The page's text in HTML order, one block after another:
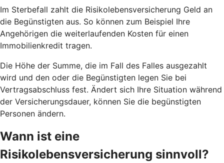
Im Sterbefall zahlt die Risikolebensversicherung Geld an
die Begünstigten aus. So können zum Beispiel Ihre
Angehörigen die weiterlaufenden Kosten für einen
Immobilienkredit tragen.
Die Höhe der Summe, die im Fall des Falles ausgezahlt
wird und den oder die Begünstigten legen Sie bei
Vertragsabschluss fest. Ändert sich Ihre Situation während
der Versicherungsdauer, können Sie die begünstigten
Personen ändern.
Wann ist eine
Risikolebensversicherung sinnvoll?